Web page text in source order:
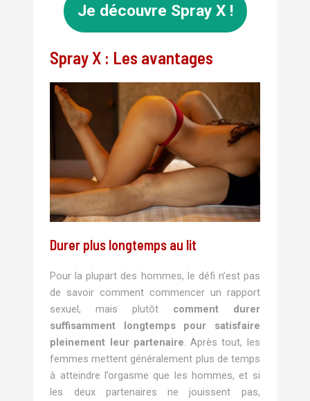
Je découvre Spray X !
Spray X : Les avantages
Durer plus longtemps au lit
Pour la plupart des hommes, le défi n’est pas
de savoir comment commencer un rapport
sexuel, mais plutôt comment durer
suffisamment longtemps pour satisfaire
pleinement leur partenaire . Après tout, les
femmes mettent généralement plus de temps
à atteindre l’orgasme que les hommes, et si
les deux partenaires ne jouissent pas,